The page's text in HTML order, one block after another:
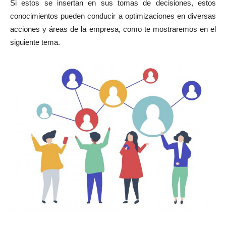
Si estos se insertan en sus tomas de decisiones, estos
conocimientos pueden conducir a optimizaciones en diversas
acciones y áreas de la empresa, como te mostraremos en el
siguiente tema.